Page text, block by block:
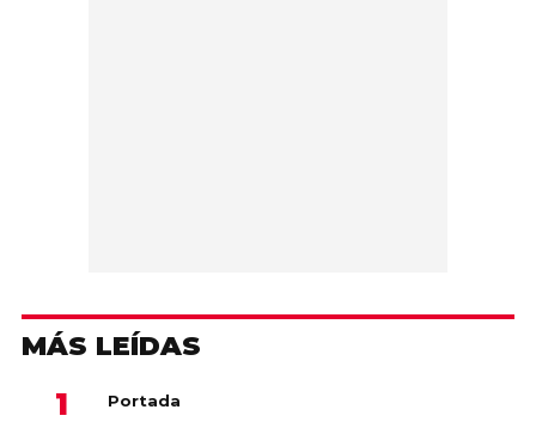
MÁS LEÍDAS
Portada